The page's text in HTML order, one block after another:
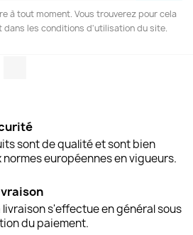
à tout moment. Vous trouverez pour cela
les conditions d'utilisation du site.
sont de qualité et sont bien
européennes en vigueurs.
livraison s'effectue en général sous
du paiement.